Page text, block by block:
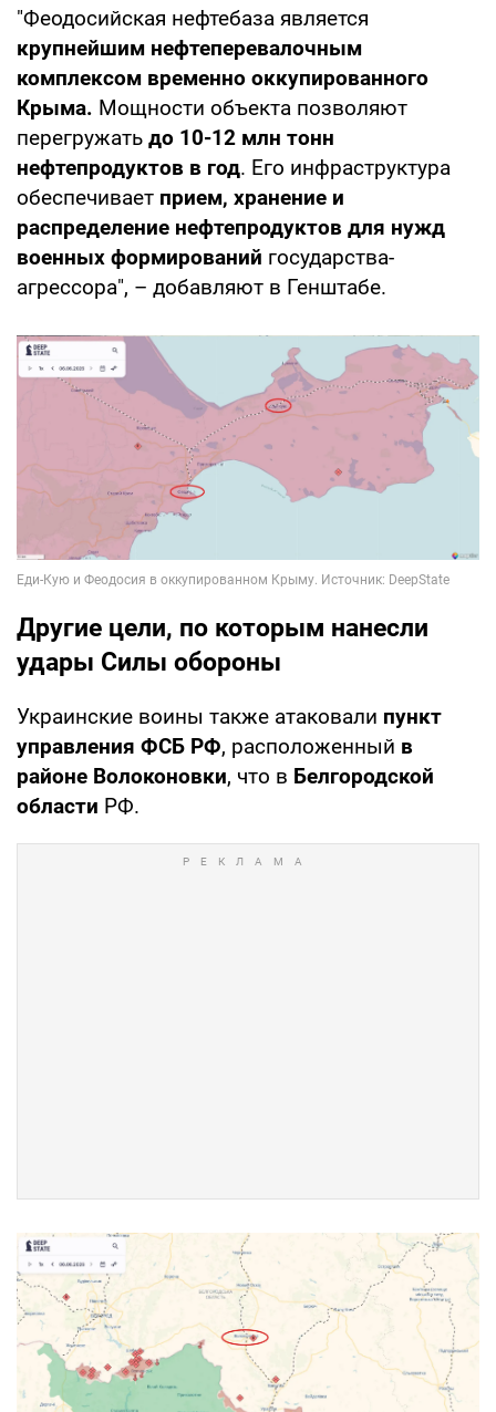
"Феодосийская нефтебаза является
крупнейшим нефтеперевалочным
комплексом временно оккупированного
Крыма. Мощности объекта позволяют
перегружать до 10-12 млн тонн
нефтепродуктов в год. Его инфраструктура
обеспечивает прием, хранение и
распределение нефтепродуктов для нужд
военных формирований государства-
агрессора", – добавляют в Генштабе.
Другие цели, по которым нанесли
удары Силы обороны
Украинские воины также атаковали пункт
управления ФСБ РФ, расположенный в
районе Волоконовки, что в Белгородской
области РФ.